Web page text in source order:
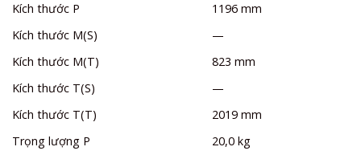
Kích thước P
1196 mm
Kích thước M(S)
—
Kích thước M(T)
823 mm
Kích thước T(S)
—
Kích thước T(T)
2019 mm
Trọng lượng P
20,0 kg